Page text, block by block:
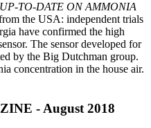
TO-DATE ON AMMONIA
the USA: independent trials
have confirmed the high
The sensor developed for
by the Big Dutchman group.
concentration in the house air.
- August 2018